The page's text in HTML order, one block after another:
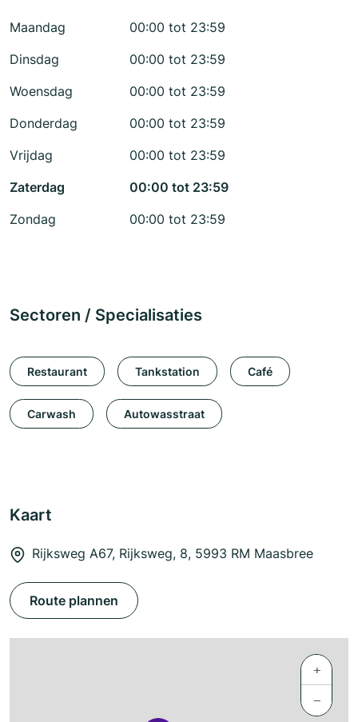
Maandag
00:00 tot 23:59
Dinsdag
00:00 tot 23:59
Woensdag
00:00 tot 23:59
Donderdag
00:00 tot 23:59
Vrijdag
00:00 tot 23:59
Zaterdag
00:00 tot 23:59
Zondag
00:00 tot 23:59
Sectoren / Specialisaties
Restaurant Tankstation Café
Carwash Autowasstraat
Kaart
Rijksweg A67, Rijksweg, 8, 5993 RM Maasbree
Route plannen
+
−